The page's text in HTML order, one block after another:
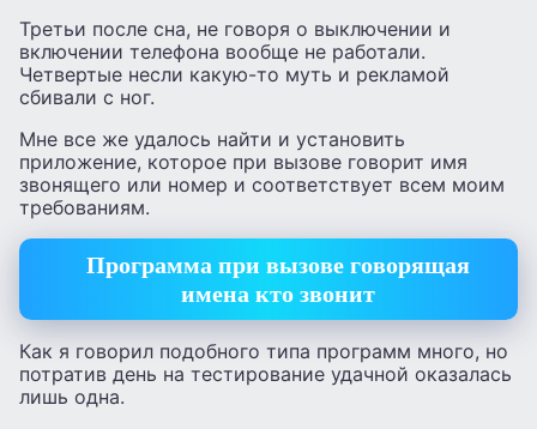
Третьи после сна, не говоря о выключении и
включении телефона вообще не работали.
Четвертые несли какую-то муть и рекламой
сбивали с ног.
Мне все же удалось найти и установить
приложение, которое при вызове говорит имя
звонящего или номер и соответствует всем моим
требованиям.
Программа при вызове говорящая
имена кто звонит
Как я говорил подобного типа программ много, но
потратив день на тестирование удачной оказалась
лишь одна.